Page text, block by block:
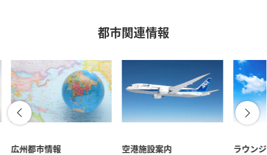
都市関連情報
広州都市情報 空港施設案内 ラウン